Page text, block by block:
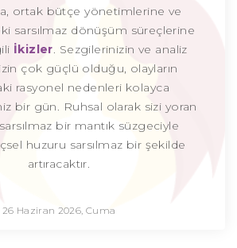
ortak bütçe yönetimlerine ve
sarsılmaz dönüşüm süreçlerine
İkizler. Sezgilerinizin ve analiz
çok güçlü olduğu, olayların
rasyonel nedenleri kolayca
bir gün. Ruhsal olarak sizi yoran
bir mantık süzgeciyle
huzuru sarsılmaz bir şekilde
artıracaktır.
26 Haziran 2026, Cuma